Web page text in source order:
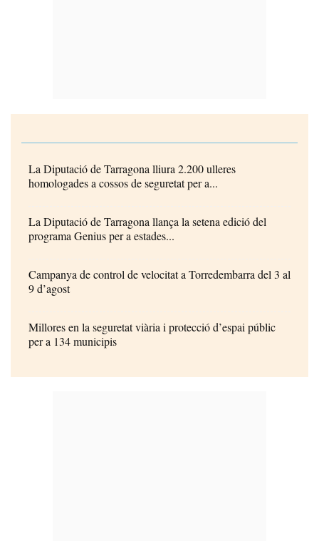
La Diputació de Tarragona lliura 2.200 ulleres
homologades a cossos de seguretat per a...
La Diputació de Tarragona llança la setena edició del
programa Genius per a estades...
Campanya de control de velocitat a Torredembarra del 3 al
9 d’agost
Millores en la seguretat viària i protecció d’espai públic
per a 134 municipis